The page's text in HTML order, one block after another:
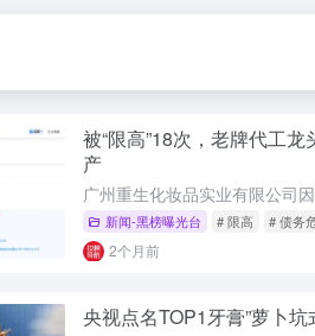
被“限高”18次，老牌代工
产
新闻-黑榜曝光台 # 限高 # 债务
2个月前
央视点名TOP1牙膏”萝卜坑